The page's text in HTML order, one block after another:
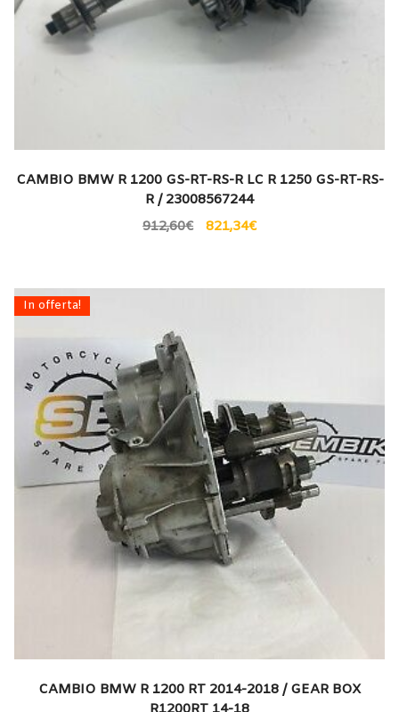
CAMBIO BMW R 1200 GS-RT-RS-R LC R 1250 GS-RT-RS-
R / 23008567244
912,60€ 821,34€
In offerta!
CAMBIO BMW R 1200 RT 2014-2018 / GEAR BOX